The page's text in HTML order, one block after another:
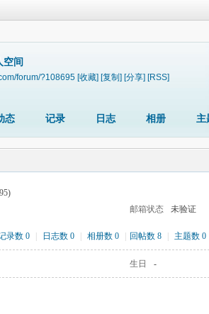
空间
forum/?108695 [收藏] [复制] [分享] [RSS]
态 记录 日志 相册 主
邮箱状态 未验证
录数 0 日志数 0 相册数 0 回帖数 8 主题数 0
生日 -